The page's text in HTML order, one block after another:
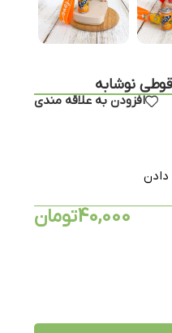
نوشابه
افزودن به علاقه مندی
40,000تومان